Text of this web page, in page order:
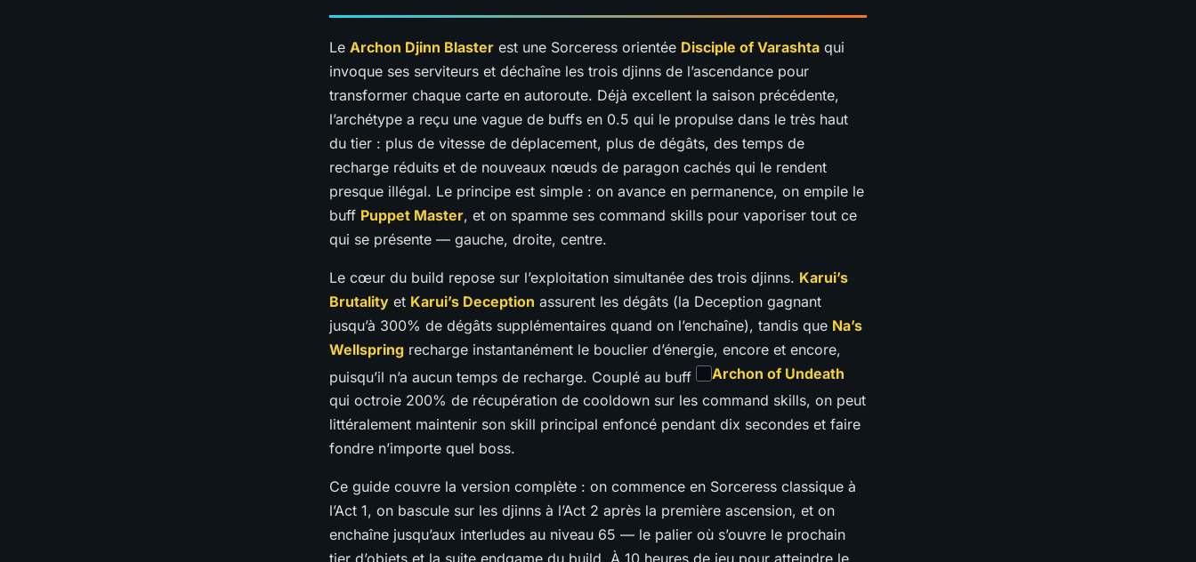
Le Archon Djinn Blaster est une Sorceress orientée Disciple of Varashta qui
invoque ses serviteurs et déchaîne les trois djinns de l’ascendance pour
transformer chaque carte en autoroute. Déjà excellent la saison précédente,
l’archétype a reçu une vague de buffs en 0.5 qui le propulse dans le très haut
du tier : plus de vitesse de déplacement, plus de dégâts, des temps de
recharge réduits et de nouveaux nœuds de paragon cachés qui le rendent
presque illégal. Le principe est simple : on avance en permanence, on empile le
buff Puppet Master, et on spamme ses command skills pour vaporiser tout ce
qui se présente — gauche, droite, centre.
Le cœur du build repose sur l’exploitation simultanée des trois djinns. Karui’s
Brutality et Karui’s Deception assurent les dégâts (la Deception gagnant
jusqu’à 300% de dégâts supplémentaires quand on l’enchaîne), tandis que Na’s
Wellspring recharge instantanément le bouclier d’énergie, encore et encore,
puisqu’il n’a aucun temps de recharge. Couplé au buff
Archon of Undeath
qui octroie 200% de récupération de cooldown sur les command skills, on peut
littéralement maintenir son skill principal enfoncé pendant dix secondes et faire
fondre n’importe quel boss.
Ce guide couvre la version complète : on commence en Sorceress classique à
l’Act 1, on bascule sur les djinns à l’Act 2 après la première ascension, et on
enchaîne jusqu’aux interludes au niveau 65 — le palier où s’ouvre le prochain